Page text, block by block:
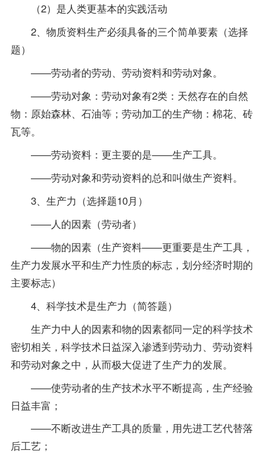
（2）是人类更基本的实践活动
2、物质资料生产必须具备的三个简单要素（选择
题）
——劳动者的劳动、劳动资料和劳动对象。
——劳动对象：劳动对象有2类：天然存在的自然
物：原始森林、石油等；劳动加工的生产物：棉花、砖
瓦等。
——劳动资料：更主要的是——生产工具。
——劳动对象和劳动资料的总和叫做生产资料。
3、生产力（选择题10月）
——人的因素（劳动者）
——物的因素（生产资料——更重要是生产工具，
生产力发展水平和生产力性质的标志，划分经济时期的
主要标志）
4、科学技术是生产力（简答题）
生产力中人的因素和物的因素都同一定的科学技术
密切相关，科学技术日益深入渗透到劳动力、劳动资料
和劳动对象之中，从而极大促进了生产力的发展。
——使劳动者的生产技术水平不断提高，生产经验
日益丰富；
——不断改进生产工具的质量，用先进工艺代替落
后工艺；